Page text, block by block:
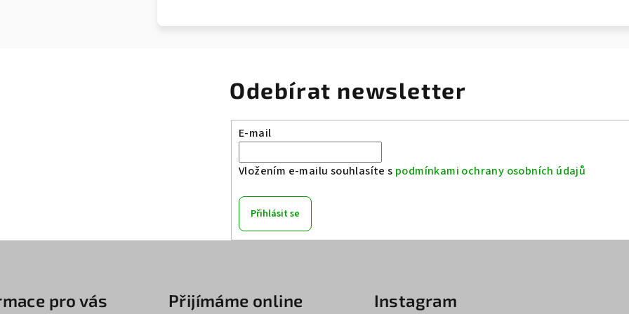
Odebírat newsletter
E-mail
Vložením e-mailu souhlasíte s podmínkami ochrany osobních údajů
Přihlásit se
pro vás
Přijímáme online
Instagram